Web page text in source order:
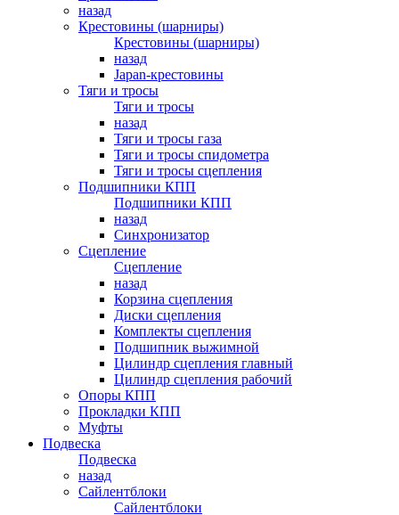
назад
Крестовины (шарниры)
Крестовины (шарниры)
назад
Japan-крестовины
Тяги и тросы
Тяги и тросы
назад
Тяги и тросы газа
Тяги и тросы спидометра
Тяги и тросы сцепления
Подшипники КПП
Подшипники КПП
назад
Синхронизатор
Сцепление
Сцепление
назад
Корзина сцепления
Диски сцепления
Комплекты сцепления
Подшипник выжимной
Цилиндр сцепления главный
Цилиндр сцепления рабочий
Опоры КПП
Прокладки КПП
Муфты
Подвеска
Подвеска
назад
Сайлентблоки
Сайлентблоки